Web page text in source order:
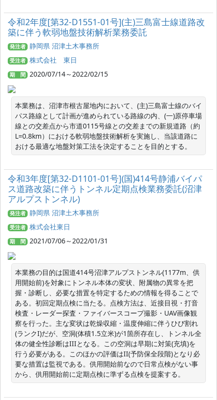
令和2年度[第32-D1551-01号](主)三島富士線道路改
築に伴う軟弱地盤技術解析業務委託
発注者 静岡県 沼津土木事務所
受注者 株式会社 東日
期 間 2020/07/14～2022/02/15
本業務は、沼津市根古屋地内において、(主)三島富士線のバイ
パス路線として計画が進められている路線の内、(一)原停車場
線との交差点から市道0115号線との交差までの新規道路（約
L=0.8km）における軟弱地盤技術解析を実施し、当該道路に
おける最適な地盤対策工法を決定することを目的とする。
令和3年度[第32-D1101-01号](国)414号静浦バイパ
ス道路改築に伴うトンネル定期点検業務委託(沼津
アルプストンネル)
発注者 静岡県 沼津土木事務所
受注者 株式会社東日
期 間 2021/07/06～2022/01/31
本業務の目的は国道414号沼津アルプストンネル(1177m、供
用開始前)を対象にトンネル本体の変状、附属物の異常を把
握・診断し、必要な措置を特定するための情報を得ることで
ある。初回定期点検に当たる。点検方法は、近接目視・打音
検査・レーダー探査・ファイバースコープ撮影・UAV画像観
察を行った。主な変状は乾燥収縮・温度伸縮に伴うひび割れ
(ランクI)だが、空洞(体積1.5立米)が1箇所存在し、トンネル全
体の健全性診断はIIIとなる。この空洞は早期に対策(充填)を
行う必要がある。このほかの評価はII(予防保全段階)となり必
要な措置は監視である。供用開始前なので日常点検がない事
から、供用開始前に定期点検に準ずる点検を提案する。